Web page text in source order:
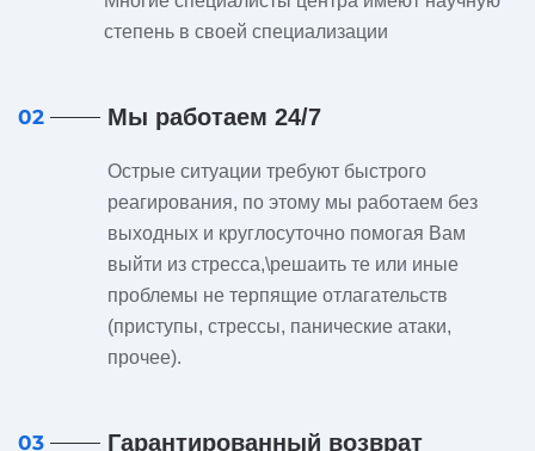
степень в своей специализации
02 Мы работаем 24/7
Острые ситуации требуют быстрого
реагирования, по этому мы работаем без
выходных и круглосуточно помогая Вам
выйти из стресса,\решаить те или иные
проблемы не терпящие отлагательств
(приступы, стрессы, панические атаки,
прочее).
03
Гарантированный возврат